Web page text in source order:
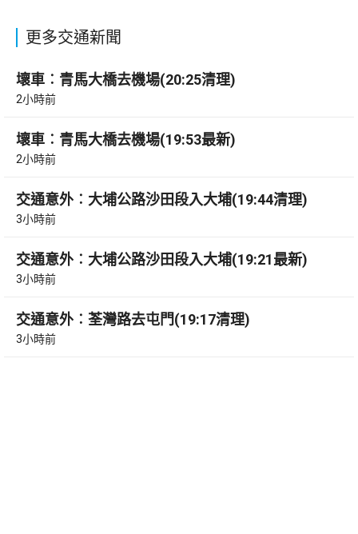
更多交通新聞
壞車︰青馬大橋去機場(20:25清理)
2小時前
壞車︰青馬大橋去機場(19:53最新)
2小時前
交通意外︰大埔公路沙田段入大埔(19:44清理)
3小時前
交通意外︰大埔公路沙田段入大埔(19:21最新)
3小時前
交通意外︰荃灣路去屯門(19:17清理)
3小時前